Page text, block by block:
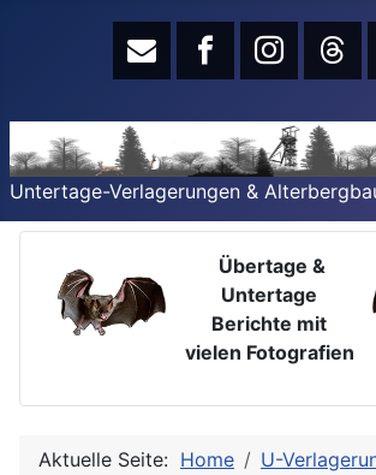
Untertage-Verlagerungen &
Übertage &
Untertage
Berichte mit
vielen Fotografien
Aktuelle Seite: Home
U-